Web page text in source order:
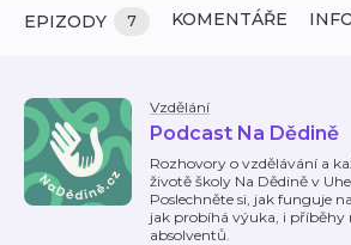
EPIZODY 7 KOMENTÁŘE
Vzdělání
Podcast Na Dědině
Rozhovory o vzdělávání a
životě školy Na Dědině v
Poslechněte si, jak funguje
jak probíhá výuka, i příběhy
absolventů.